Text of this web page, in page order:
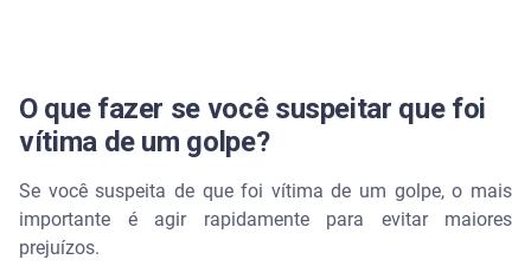
O que fazer se você suspeitar que foi
vítima de um golpe?
Se você suspeita de que foi vítima de um golpe, o mais
importante é agir rapidamente para evitar maiores
prejuízos.